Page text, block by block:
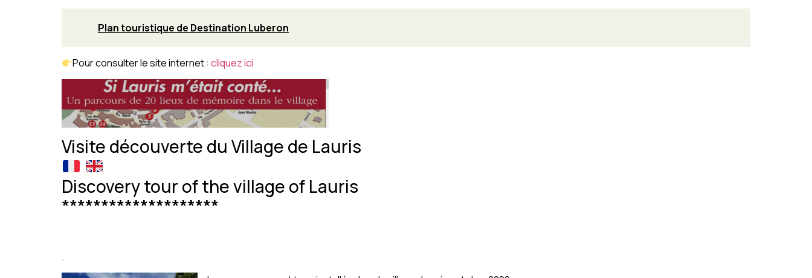
Plan touristique de Destination Luberon
Pour consulter le site internet :cliquez ici
Visite découverte du Village de Lauris
Discovery tour of the village of Lauris
********************
.